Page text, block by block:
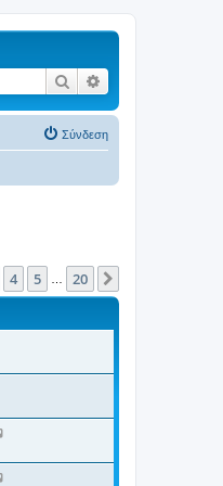
Αναζήτηση
Σύνδεση
20
4 5 20